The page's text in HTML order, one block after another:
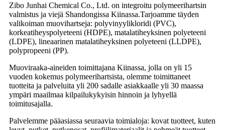
Zibo Junhai Chemical Co., Ltd. on integroitu polymeerihartsin
valmistus ja viejä Shandongissa Kiinassa.Tarjoamme täyden
valikoiman muovihartseja: polyvinyylikloridi (PVC),
korkeatiheyspolyeteeni (HDPE), matalatiheyksinen polyeteeni
(LDPE), lineaarinen matalatiheyksinen polyeteeni (LLDPE),
polypropeeni (PP).
Muoviraaka-aineiden toimittajana Kiinassa, jolla on yli 15
vuoden kokemus polymeerihartsista, olemme toimittaneet
tuotteita ja palveluita yli 200 sadalle asiakkaalle yli 30 maassa
ympäri maailmaa kilpailukykyisin hinnoin ja lyhyellä
toimitusajalla.
Palvelemme pääasiassa seuraavia toimialoja: kovat tuotteet, kuten